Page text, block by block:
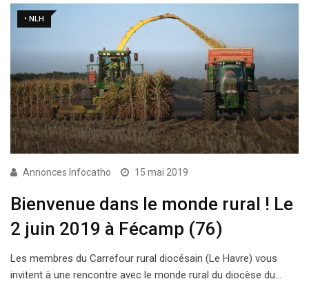
• NLH
Annonces Infocatho 15 mai 2019
Bienvenue dans le monde rural ! Le
2 juin 2019 à Fécamp (76)
Les membres du Carrefour rural diocésain (Le Havre) vous
invitent à une rencontre avec le monde rural du diocèse du…